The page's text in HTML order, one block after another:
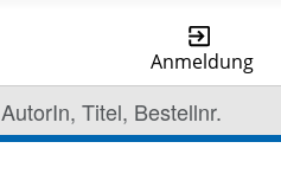
Anmeldung